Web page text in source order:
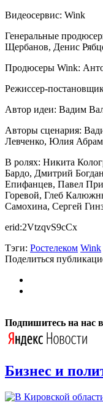
Видеосервис: Wink
Генеральные
Щербанов, Денис
Продюсеры Wink:
Режиссер-
Автор идеи: Вадим
Авторы сценария:
Левченко, Юлия
В ролях: Никита
Бардо, Дмитрий
Епифанцев, Павел
Горевой, Глеб
Самохина, Сергей
erid:2VtzqvS9cCx
Тэги: Ростелеком Wink
Поделиться
Подпишитесь на нас
Бизнес и